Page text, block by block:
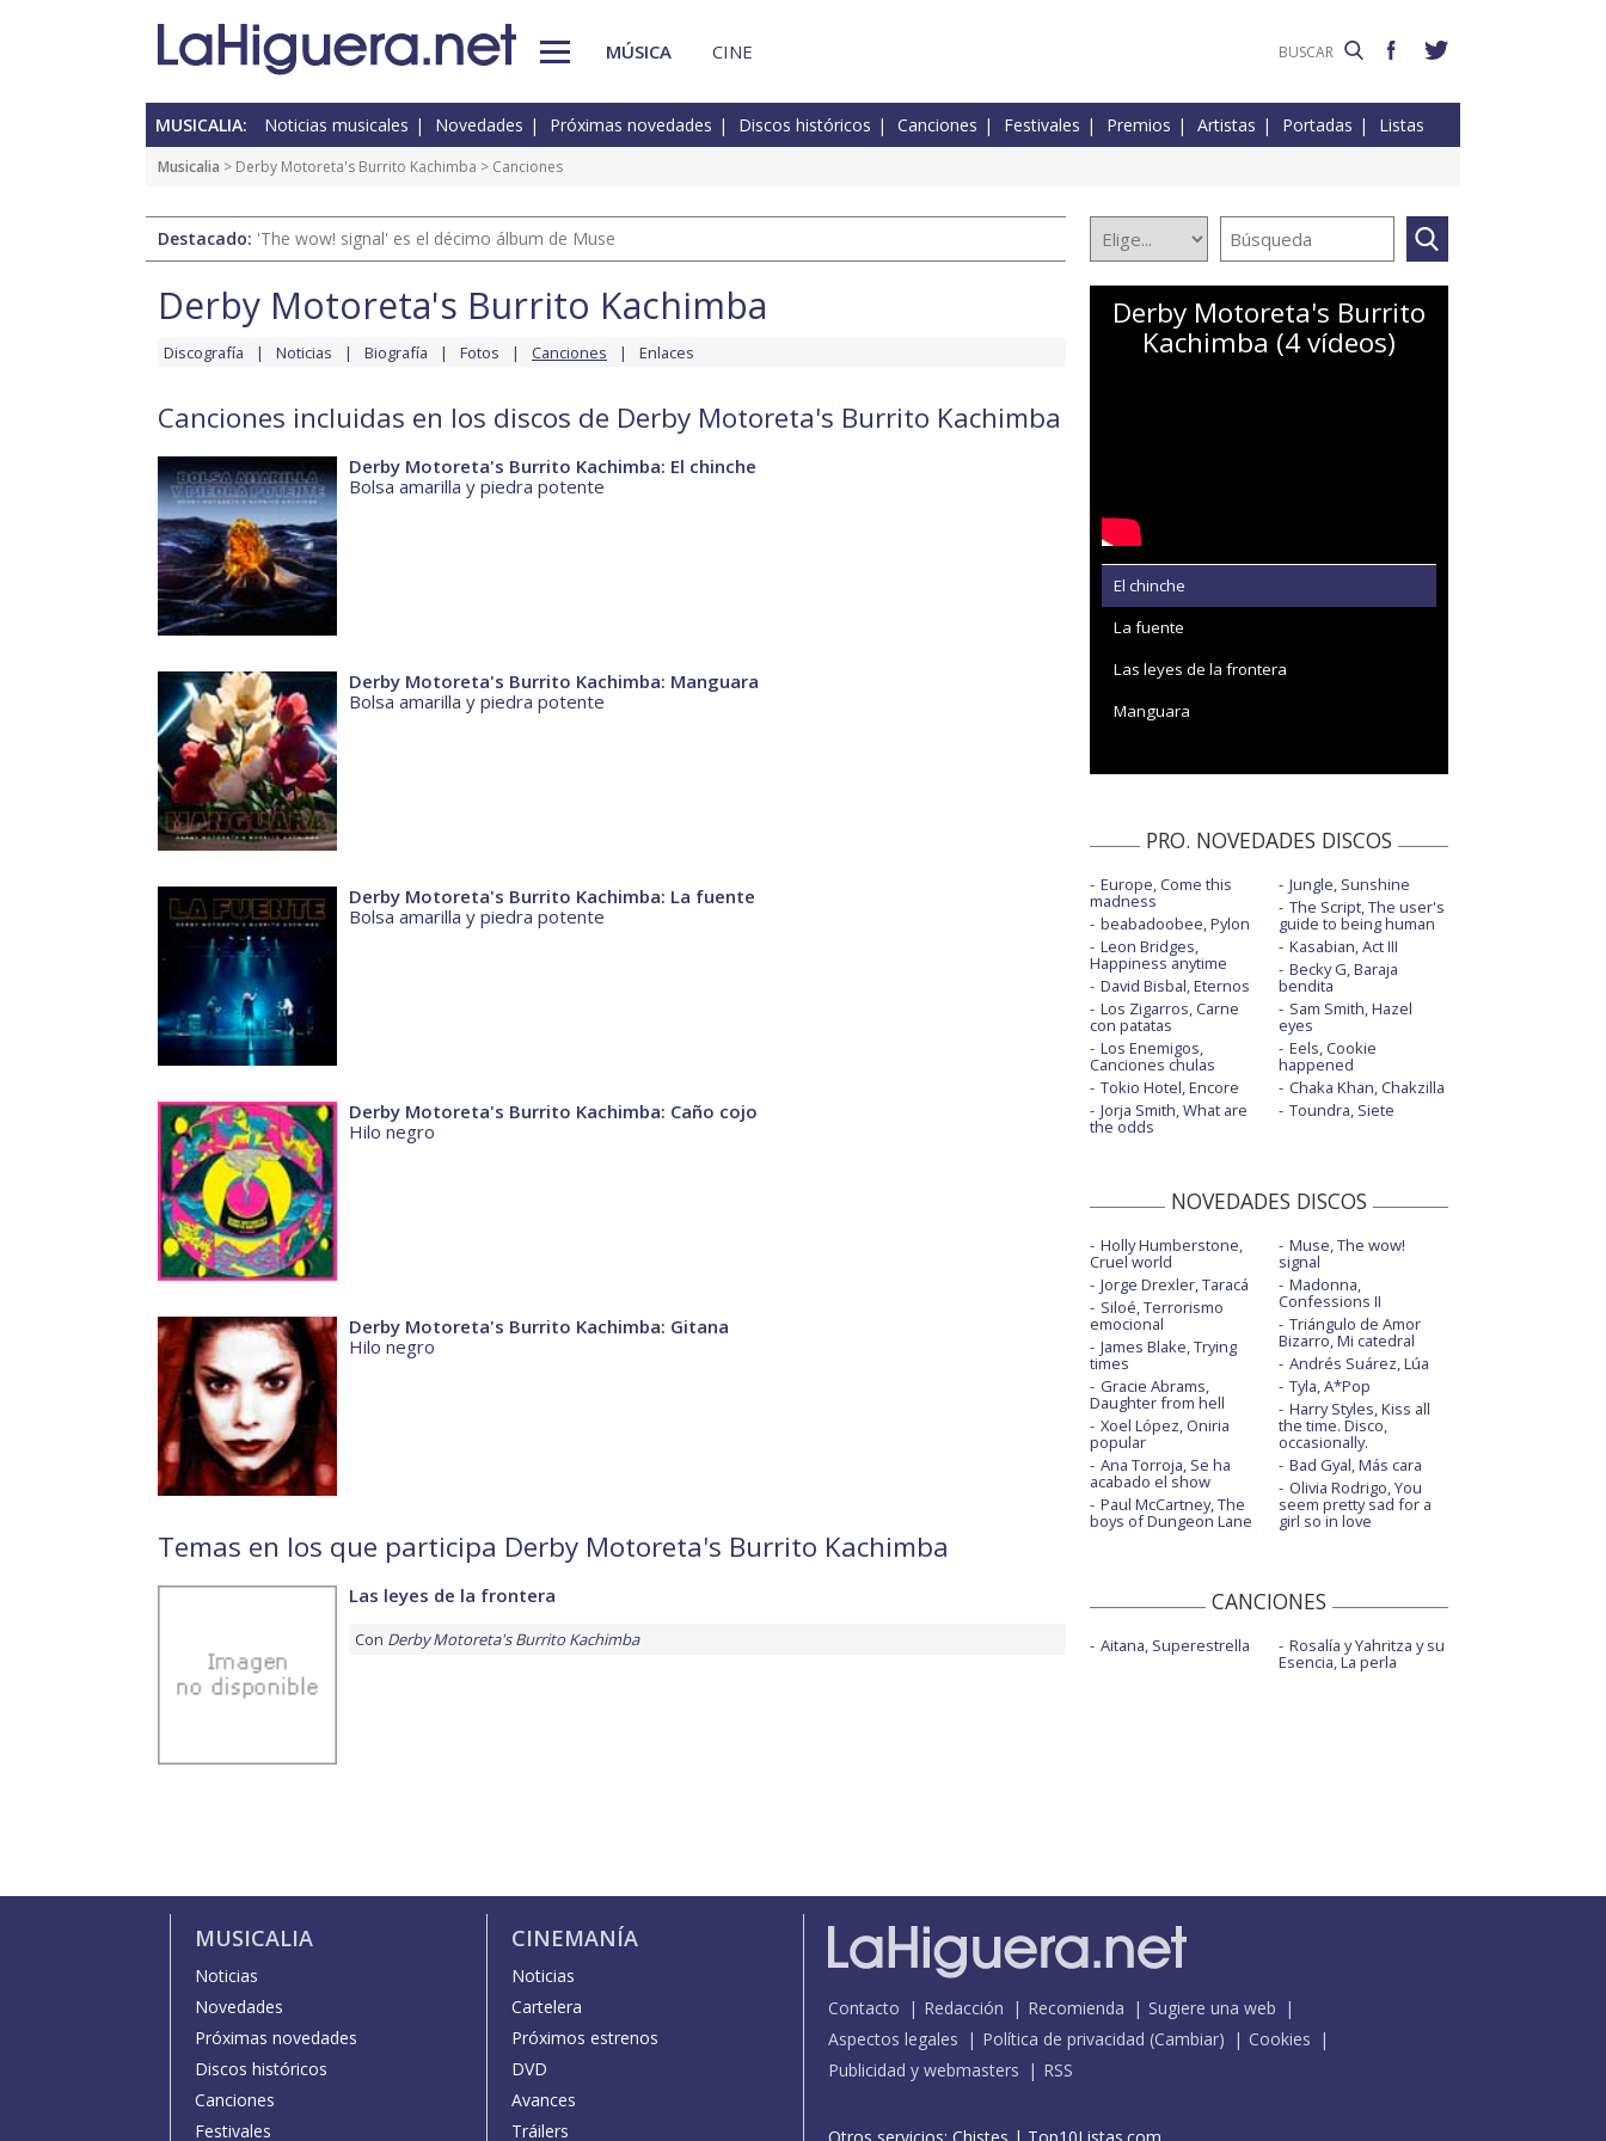
MÚSICA CINE
MUSICALIA: Noticias musicales Novedades Próximas novedades Discos históricos Canciones Festivales Premios Artistas Portadas Listas
Musicalia > Derby Motoreta's Burrito Kachimba > Canciones
Destacado: 'The wow! signal' es el décimo álbum de Muse
Derby Motoreta's Burrito Kachimba
Discografía Noticias Biografía Fotos Canciones Enlaces
Canciones incluidas en los discos de Derby Motoreta's Burrito Kachimba
Derby Motoreta's Burrito Kachimba: El chinche
Bolsa amarilla y piedra potente
Derby Motoreta's Burrito Kachimba: Manguara
Bolsa amarilla y piedra potente
Derby Motoreta's Burrito Kachimba: La fuente
Bolsa amarilla y piedra potente
Derby Motoreta's Burrito Kachimba: Caño cojo
Hilo negro
Derby Motoreta's Burrito Kachimba: Gitana
Hilo negro
Temas en los que participa Derby Motoreta's Burrito Kachimba
Las leyes de la frontera
Con Derby Motoreta's Burrito Kachimba
Derby Motoreta's Burrito
Kachimba (4 vídeos)
El chinche
La fuente
Las leyes de la frontera
Manguara
PRO. NOVEDADES DISCOS
Europe, Come this
madness
beabadoobee, Pylon
Leon Bridges,
Happiness anytime
David Bisbal, Eternos
Los Zigarros, Carne
con patatas
Los Enemigos,
Canciones chulas
Tokio Hotel, Encore
Jorja Smith, What are
the odds
Jungle, Sunshine
The Script, The user's
guide to being human
Kasabian, Act III
Becky G, Baraja
bendita
Sam Smith, Hazel
eyes
Eels, Cookie
happened
Chaka Khan, Chakzilla
Toundra, Siete
NOVEDADES DISCOS
Holly Humberstone,
Cruel world
Jorge Drexler, Taracá
Siloé, Terrorismo
emocional
James Blake, Trying
times
Gracie Abrams,
Daughter from hell
Xoel López, Oniria
popular
Ana Torroja, Se ha
acabado el show
Paul McCartney, The
boys of Dungeon Lane
Muse, The wow!
signal
Madonna,
Confessions II
Triángulo de Amor
Bizarro, Mi catedral
Andrés Suárez, Lúa
Tyla, A*Pop
Harry Styles, Kiss all
the time. Disco,
occasionally.
Bad Gyal, Más cara
Olivia Rodrigo, You
seem pretty sad for a
girl so in love
CANCIONES
Aitana, Superestrella Rosalía y Yahritza y su
Esencia, La perla
MUSICALIA
Noticias
Novedades
Próximas novedades
Discos históricos
Canciones
Festivales
CINEMANÍA
Noticias
Cartelera
Próximos estrenos
DVD
Avances
Tráilers
Contacto Redacción Recomienda
Sugiere una web
Aspectos legales
Política de privacidad (Cambiar)
Cookies
Publicidad y webmasters
RSS
Otros servicios: Chistes | Top10Listas.com